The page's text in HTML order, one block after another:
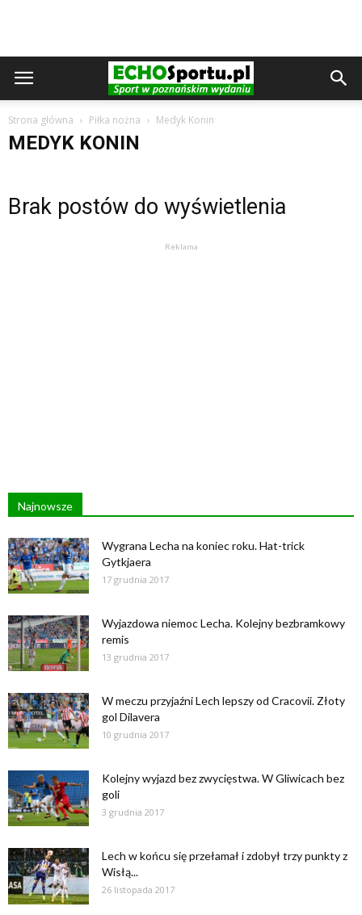
Strona główna Piłka nożna Medyk Konin
MEDYK KONIN
Brak postów do wyświetlenia
Reklama
Najnowsze
Wygrana Lecha na koniec roku. Hat-trick
Gytkjaera
17 grudnia 2017
Wyjazdowa niemoc Lecha. Kolejny bezbramkowy
remis
13 grudnia 2017
W meczu przyjaźni Lech lepszy od Cracovii. Złoty
gol Dilavera
10 grudnia 2017
Kolejny wyjazd bez zwycięstwa. W Gliwicach bez
goli
3 grudnia 2017
Lech w końcu się przełamał i zdobył trzy punkty z
Wisłą...
26 listopada 2017